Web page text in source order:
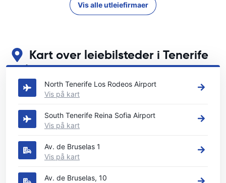
Vis alle utleiefirmaer
Kart over leiebilsteder i Tenerife
Se våre viktigste bilutleiesteder i Tenerife
North Tenerife Los Rodeos Airport
Vis på kart
South Tenerife Reina Sofia Airport
Vis på kart
Av. de Bruselas 1
Vis på kart
Av. de Bruselas, 10